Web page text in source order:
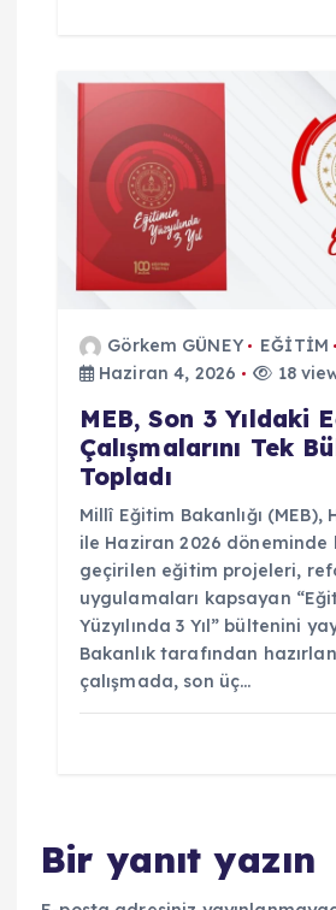
Görkem GÜNEY
EĞİTİM
Haziran 4, 2026
18
MEB, Son 3 Yıldaki
Çalışmalarını Tek
Topladı
Millî Eğitim Bakanlığı (MEB),
ile Haziran 2026 döneminde
geçirilen eğitim projeleri,
uygulamaları kapsayan
Yüzyılında 3 Yıl” bültenini
Bakanlık tarafından
çalışmada, son üç…
Bir yanıt yazın